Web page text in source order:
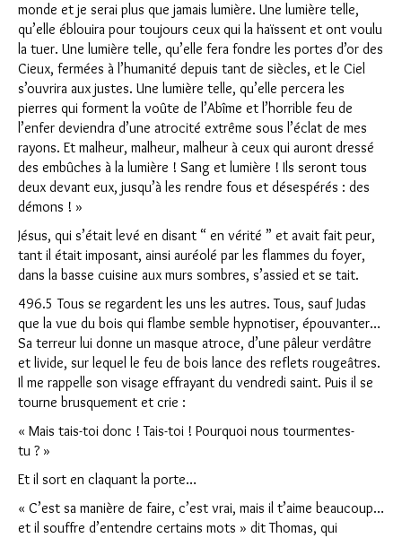
monde et je serai plus que jamais lumière. Une lumière telle,
qu’elle éblouira pour toujours ceux qui la haïssent et ont voulu
la tuer. Une lumière telle, qu’elle fera fondre les portes d’or des
Cieux, fermées à l’humanité depuis tant de siècles, et le Ciel
s’ouvrira aux justes. Une lumière telle, qu’elle percera les
pierres qui forment la voûte de l’Abîme et l’horrible feu de
l’enfer deviendra d’une atrocité extrême sous l’éclat de mes
rayons. Et malheur, malheur, malheur à ceux qui auront dressé
des embûches à la lumière ! Sang et lumière ! Ils seront tous
deux devant eux, jusqu’à les rendre fous et désespérés : des
démons ! »
Jésus, qui s’était levé en disant “ en vérité ” et avait fait peur,
tant il était imposant, ainsi auréolé par les flammes du foyer,
dans la basse cuisine aux murs sombres, s’assied et se tait.
496.5 Tous se regardent les uns les autres. Tous, sauf Judas
que la vue du bois qui flambe semble hypnotiser, épouvanter…
Sa terreur lui donne un masque atroce, d’une pâleur verdâtre
et livide, sur lequel le feu de bois lance des reflets rougeâtres.
Il me rappelle son visage effrayant du vendredi saint. Puis il se
tourne brusquement et crie :
« Mais tais-toi donc ! Tais-toi ! Pourquoi nous tourmentes-
tu ? »
Et il sort en claquant la porte…
« C’est sa manière de faire, c’est vrai, mais il t’aime beaucoup…
et il souffre d’entendre certains mots » dit Thomas, qui